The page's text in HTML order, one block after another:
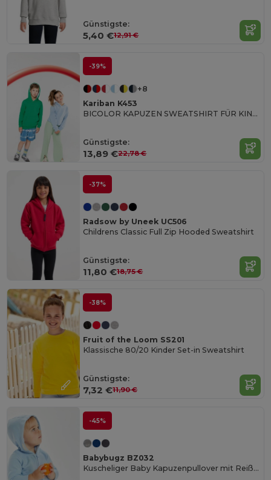
Günstigste:
5,40 €12,91 €
-39%
+8
Kariban K453
BICOLOR KAPUZEN SWEATSHIRT FÜR KINDER
Günstigste:
13,89 €22,78 €
-37%
Radsow by Uneek UC506
Childrens Classic Full Zip Hooded Sweatshirt
Günstigste:
11,80 €18,75 €
-38%
Fruit of the Loom SS201
Klassische 80/20 Kinder Set-in Sweatshirt
Günstigste:
7,32 €11,90 €
-45%
Babybugz BZ032
Kuscheliger Baby Kapuzenpullover mit Reißverschluss